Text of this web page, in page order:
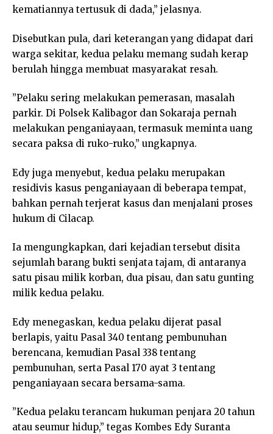
kematiannya tertusuk di dada,” jelasnya.
Disebutkan pula, dari keterangan yang didapat dari
warga sekitar, kedua pelaku memang sudah kerap
berulah hingga membuat masyarakat resah.
”Pelaku sering melakukan pemerasan, masalah
parkir. Di Polsek Kalibagor dan Sokaraja pernah
melakukan penganiayaan, termasuk meminta uang
secara paksa di ruko-ruko,” ungkapnya.
Edy juga menyebut, kedua pelaku merupakan
residivis kasus penganiayaan di beberapa tempat,
bahkan pernah terjerat kasus dan menjalani proses
hukum di Cilacap.
Ia mengungkapkan, dari kejadian tersebut disita
sejumlah barang bukti senjata tajam, di antaranya
satu pisau milik korban, dua pisau, dan satu gunting
milik kedua pelaku.
Edy menegaskan, kedua pelaku dijerat pasal
berlapis, yaitu Pasal 340 tentang pembunuhan
berencana, kemudian Pasal 338 tentang
pembunuhan, serta Pasal 170 ayat 3 tentang
penganiayaan secara bersama-sama.
”Kedua pelaku terancam hukuman penjara 20 tahun
atau seumur hidup,” tegas Kombes Edy Suranta